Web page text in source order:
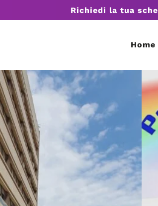
Richiedi la tua
Home